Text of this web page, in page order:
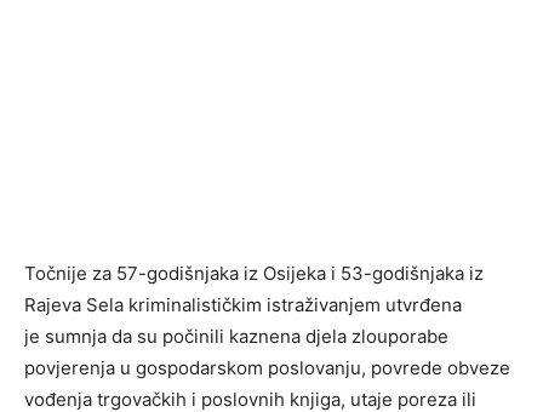
Točnije za 57-godišnjaka iz Osijeka i 53-godišnjaka iz
Rajeva Sela kriminalističkim istraživanjem utvrđena
je sumnja da su počinili kaznena djela zlouporabe
povjerenja u gospodarskom poslovanju, povrede obveze
vođenja trgovačkih i poslovnih knjiga, utaje poreza ili